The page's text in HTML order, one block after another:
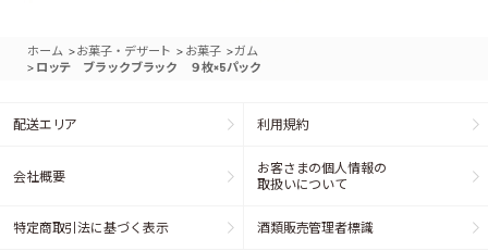
ホーム >お菓子・デザート > お菓子 >ガム
> ロッテ ブラックブラック ９枚×5パック
配送エリア 利用規約
会社概要
お客さまの個人情報の
取扱いについて
特定商取引法に基づく表示 酒類販売管理者標識